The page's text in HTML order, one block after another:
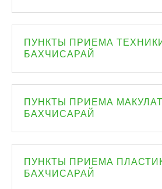
ПУНКТЫ ПРИЕМА
БАХЧИСАРАЙ
ПУНКТЫ ПРИЕМА
БАХЧИСАРАЙ
ПУНКТЫ ПРИЕМА
БАХЧИСАРАЙ